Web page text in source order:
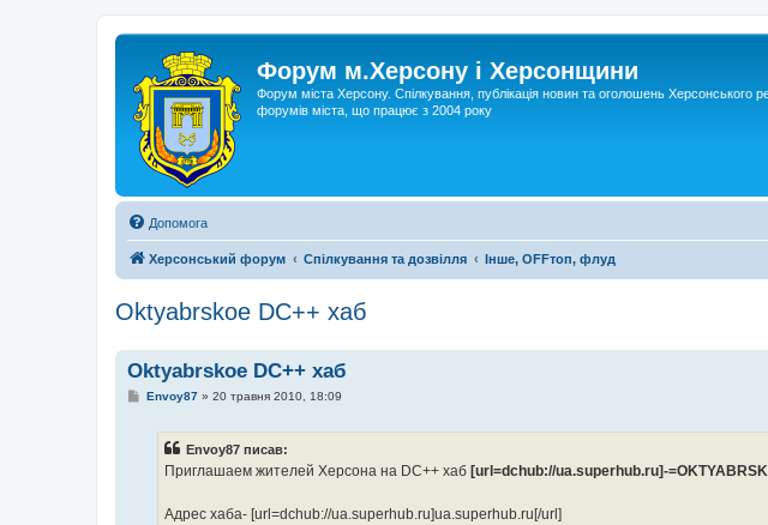
Форум м.Херсону і Херсонщини
Форум міста Херсону. Спілкування, публікація новин та оголошень Херсонського
форумів міста, що працює з 2004 року
Допомога
Херсонський форум Спілкування та дозвілля Інше, OFFтоп, флуд
Oktyabrskoe DC++ хаб
Oktyabrskoe DC++ хаб
ПEnvoy87» 20 травня 2010, 18:09
Envoy87 писав:
Приглашаем жителей Херсона на DC++ хаб [url=dchub://ua.superhub.ru]-
Адрес хаба- [url=dchub://ua.superhub.ru]ua.superhub.ru[/url]